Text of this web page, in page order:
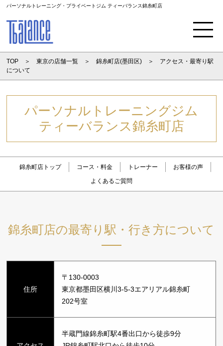
パーソナルトレーニング・プライベートジム ティーバランス錦糸町店
TOP 東京の店舗一覧 錦糸町店(墨田区)
アクセス・最寄り駅
について
パーソナルトレーニングジム
ティーバランス錦糸町店
錦糸町店トップ コース・料金 トレーナー
お客様の声
よくあるご質問
錦糸町店の最寄り駅・行き方について
住所
〒130-0003
東京都墨田区横川3-5-3エアリアル錦糸町
202号室
半蔵門線錦糸町駅4番出口から徒歩9分